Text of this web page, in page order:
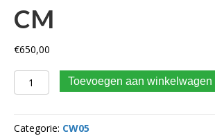
CM
€650,00
CW05 Banaanbak 40 CM aantal
Toevoegen aan winkelwagen
Categorie: CW05